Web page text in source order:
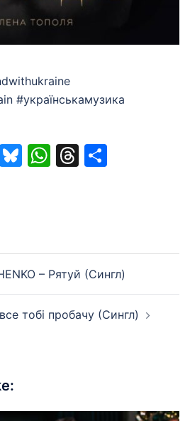
#українськамузика
Telegram
Bluesky
WhatsApp
Threads
– Рятуй (Сингл)
тобі пробачу (Сингл)